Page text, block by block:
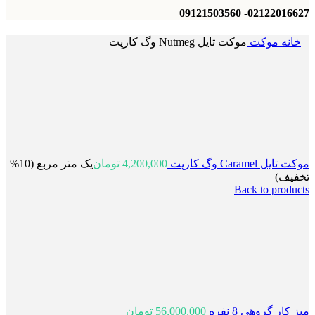
02122016627- 09121503560
خانه موکت موکت تایل Nutmeg وگ کارپت
موکت تایل Caramel وگ کارپت 4,200,000 تومان
یک متر مربع (10%
تخفیف)
Back to products
میز کار گروهی 8 نفره 56,000,000 تومان